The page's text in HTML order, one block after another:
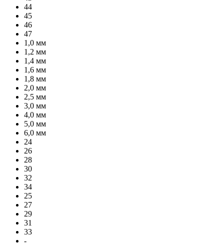
44
45
46
47
1,0 мм
1,2 мм
1,4 мм
1,6 мм
1,8 мм
2,0 мм
2,5 мм
3,0 мм
4,0 мм
5,0 мм
6,0 мм
24
26
28
30
32
34
25
27
29
31
33
-